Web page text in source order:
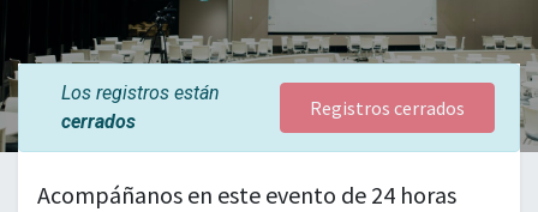
Los registros están
cerrados
Registros cerrados
Acompáñanos en este evento de 24 horas